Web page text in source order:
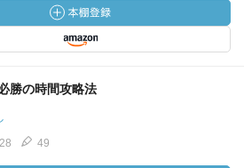
勝の時間攻略法
49